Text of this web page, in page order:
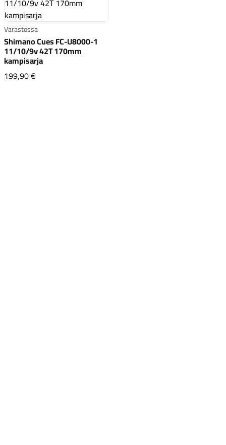
Komponentit
Varastossa
Shimano Cues FC-U8000-1
11/10/9v 42T 170mm
kampisarja
199,90 €Shimano Cues FC-U8000-1 11/10/9v 42T 170mm